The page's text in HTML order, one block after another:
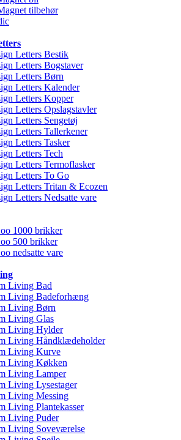
tilbehør
Letters Bestik
Letters Bogstaver
Letters Børn
Letters Kalender
Letters Kopper
Letters Opslagstavler
Letters Sengetøj
Letters Tallerkener
Letters Tasker
Letters Tech
Letters Termoflasker
Letters To Go
Letters Tritan & Ecozen
Letters Nedsatte vare
1000 brikker
500 brikker
nedsatte vare
Living Bad
Living Badeforhæng
Living Børn
Living Glas
Living Hylder
Living Håndklædeholder
Living Kurve
Living Køkken
Living Lamper
Living Lysestager
Living Messing
Living Plantekasser
Living Puder
Living Soveværelse